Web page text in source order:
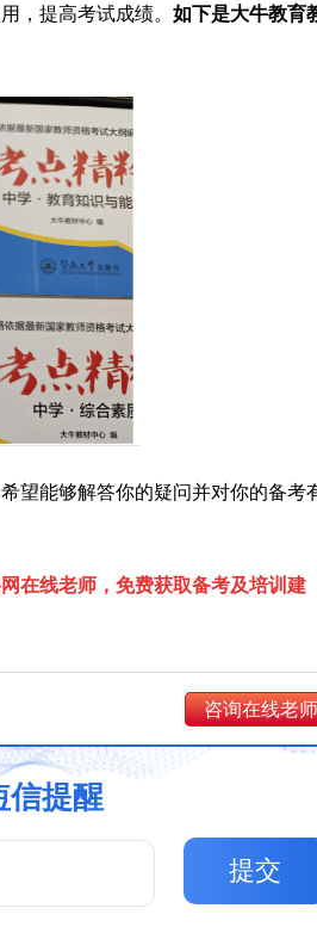
，提高考试成绩。 如下是大牛教育
望能够解答你的疑问并对你的备考
在线老师，免费获取备考及培训建
咨询在线老师
信提醒
提交